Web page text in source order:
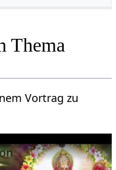
Thema
Vortrag zu